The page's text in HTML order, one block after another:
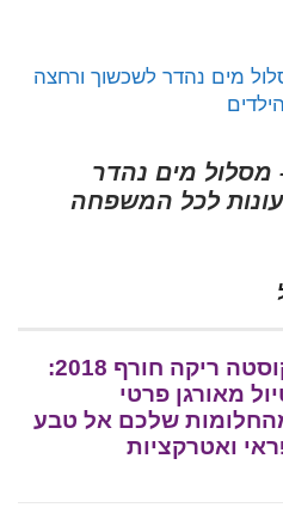
מסלול מים נהדר
לכל המשפחה
קוסטה ריקה חורף 2018:
מאורגן פרטי
שלכם אל טבע
ואטרקציות